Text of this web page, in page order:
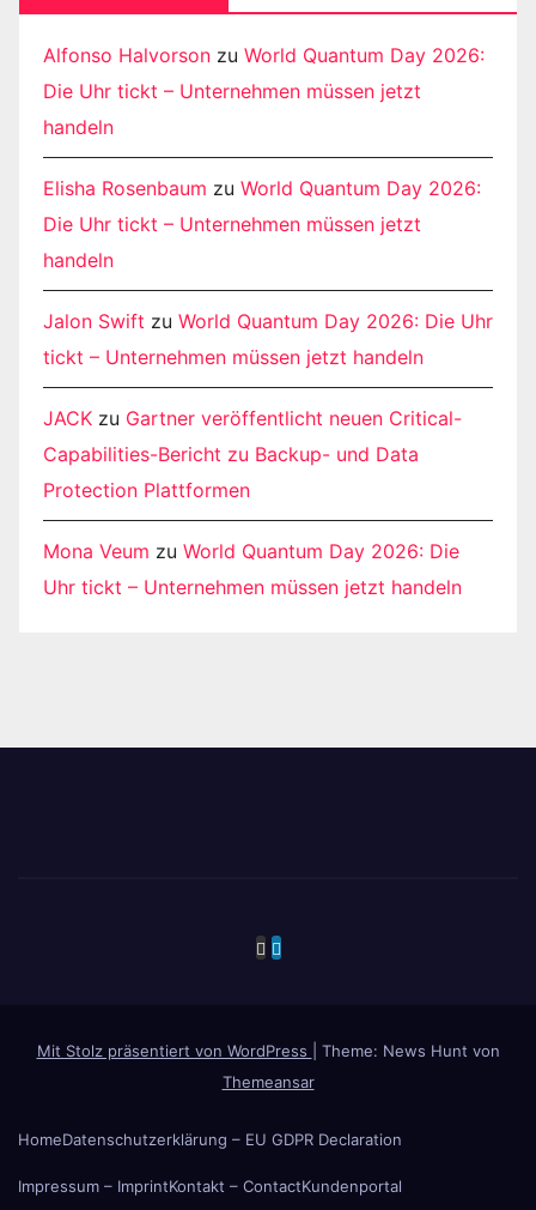
Alfonso Halvorson zu World Quantum Day 2026:
Die Uhr tickt – Unternehmen müssen jetzt
handeln
Elisha Rosenbaum zu World Quantum Day 2026:
Die Uhr tickt – Unternehmen müssen jetzt
handeln
Jalon Swift zu World Quantum Day 2026: Die Uhr
tickt – Unternehmen müssen jetzt handeln
JACK zu Gartner veröffentlicht neuen Critical-
Capabilities-Bericht zu Backup- und Data
Protection Plattformen
Mona Veum zu World Quantum Day 2026: Die
Uhr tickt – Unternehmen müssen jetzt handeln
Mit Stolz präsentiert von WordPress
Theme: News Hunt von
Themeansar
HomeDatenschutzerklärung – EU GDPR Declaration
Impressum – ImprintKontakt – ContactKundenportal